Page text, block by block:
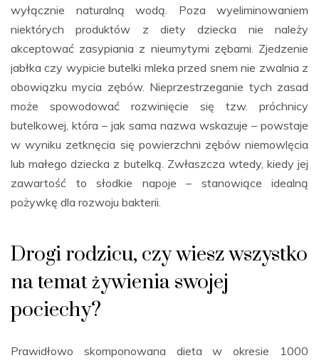
wyłącznie naturalną wodą. Poza wyeliminowaniem
niektórych produktów z diety dziecka nie należy
akceptować zasypiania z nieumytymi zębami. Zjedzenie
jabłka czy wypicie butelki mleka przed snem nie zwalnia z
obowiązku mycia zębów. Nieprzestrzeganie tych zasad
może spowodować rozwinięcie się tzw. próchnicy
butelkowej, która – jak sama nazwa wskazuje – powstaje
w wyniku zetknęcia się powierzchni zębów niemowlęcia
lub małego dziecka z butelką. Zwłaszcza wtedy, kiedy jej
zawartość to słodkie napoje – stanowiące idealną
pożywkę dla rozwoju bakterii.
Drogi rodzicu, czy wiesz wszystko
na temat żywienia swojej
pociechy?
Prawidłowo skomponowana dieta w okresie 1000